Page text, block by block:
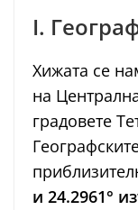
I.
Хижата се
на
градовете
и 24.2961°